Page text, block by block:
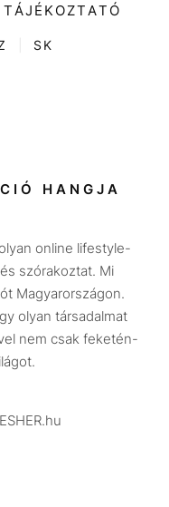
SK
HANGJA
online lifestyle-
szórakoztat. Mi
Magyarországon.
olyan társadalmat
nem csak feketén-